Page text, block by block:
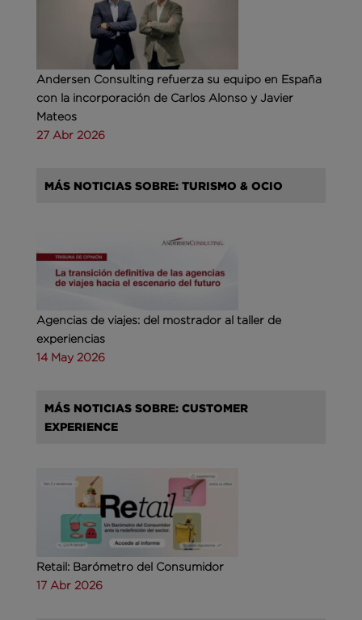
Andersen Consulting refuerza su equipo en España
con la incorporación de Carlos Alonso y Javier
Mateos
27 Abr 2026
MÁS NOTICIAS SOBRE: TURISMO & OCIO
Agencias de viajes: del mostrador al taller de
experiencias
14 May 2026
MÁS NOTICIAS SOBRE: CUSTOMER
EXPERIENCE
Retail: Barómetro del Consumidor
17 Abr 2026